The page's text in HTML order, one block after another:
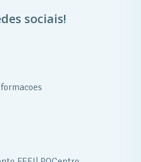
sociais!